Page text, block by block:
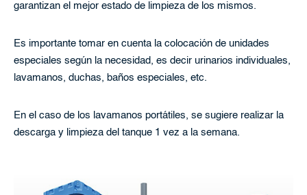
garantizan el mejor estado de limpieza de los mismos.
Es importante tomar en cuenta la colocación de unidades
especiales según la necesidad, es decir urinarios individuales,
lavamanos, duchas, baños especiales, etc.
En el caso de los lavamanos portátiles, se sugiere realizar la
descarga y limpieza del tanque 1 vez a la semana.